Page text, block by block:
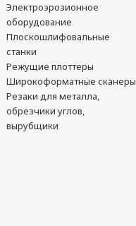
Электроэрозионное
оборудование
Плоскошлифовальные
станки
Режущие плоттеры
Широкоформатные сканеры
Резаки для металла,
обрезчики углов,
вырубщики